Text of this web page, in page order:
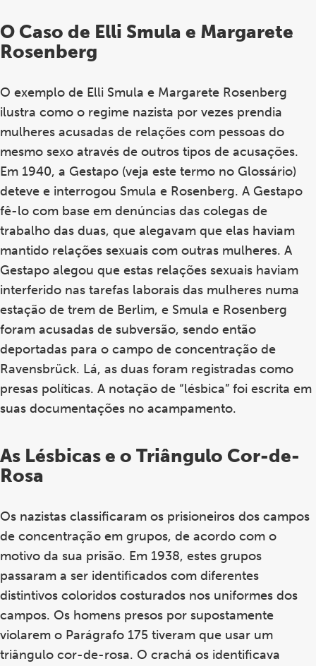
O Caso de Elli Smula e Margarete
Rosenberg
O exemplo de Elli Smula e Margarete Rosenberg
ilustra como o regime nazista por vezes prendia
mulheres acusadas de relações com pessoas do
mesmo sexo através de outros tipos de acusações.
Em 1940, a Gestapo (veja este termo no Glossário)
deteve e interrogou Smula e Rosenberg. A Gestapo
fê-lo com base em denúncias das colegas de
trabalho das duas, que alegavam que elas haviam
mantido relações sexuais com outras mulheres. A
Gestapo alegou que estas relações sexuais haviam
interferido nas tarefas laborais das mulheres numa
estação de trem de Berlim, e Smula e Rosenberg
foram acusadas ​​de subversão, sendo então
deportadas para o campo de concentração de
Ravensbrück. Lá, as duas foram registradas como
presas políticas. A notação de “lésbica” foi escrita em
suas documentações no acampamento.
As Lésbicas e o Triângulo Cor-de-
Rosa
Os nazistas classificaram os prisioneiros dos campos
de concentração em grupos, de acordo com o
motivo da sua prisão. Em 1938, estes grupos
passaram a ser identificados com diferentes
distintivos coloridos costurados ​​nos uniformes dos
campos. Os homens presos por supostamente
violarem o Parágrafo 175 tiveram que usar um
triângulo cor-de-rosa. O crachá os identificava